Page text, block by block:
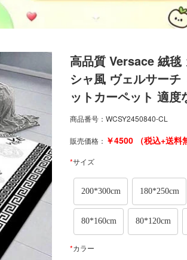
高品質 Versace 絨毯
シャ風 ヴェルサー
ットカーペット 適
商品番号： WCSY2450840-CL
販売価格： ￥4500（税込+送料
*サイズ
200*300cm 180*250cm
80*160cm 80*120cm
*カラー